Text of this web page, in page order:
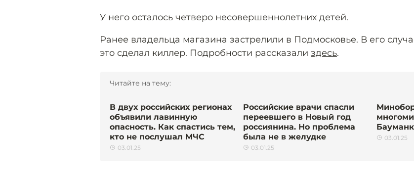
У него осталось четверо несовершеннолетних детей.
Ранее владельца магазина застрелили в Подмосковье. В его
это сделал киллер. Подробности рассказали здесь.
Читайте на тему:
В двух российских регионах
объявили лавинную
опасность. Как спастись тем,
кто не послушал МЧС
03.01.25
Российские врачи спасли
переевшего в Новый год
россиянина. Но проблема
была не в желудке
03.01.25
03.01.25